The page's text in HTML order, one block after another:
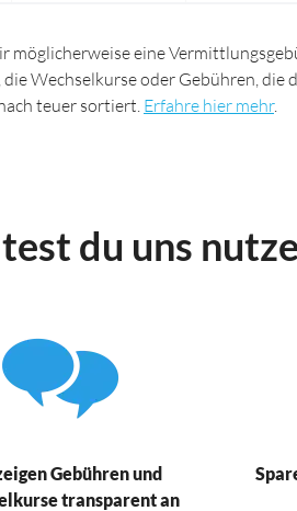
eine
Wechselkurse oder Gebühren, die
teuer sortiert. Erfahre hier mehr.
du uns
Gebühren und
transparent an